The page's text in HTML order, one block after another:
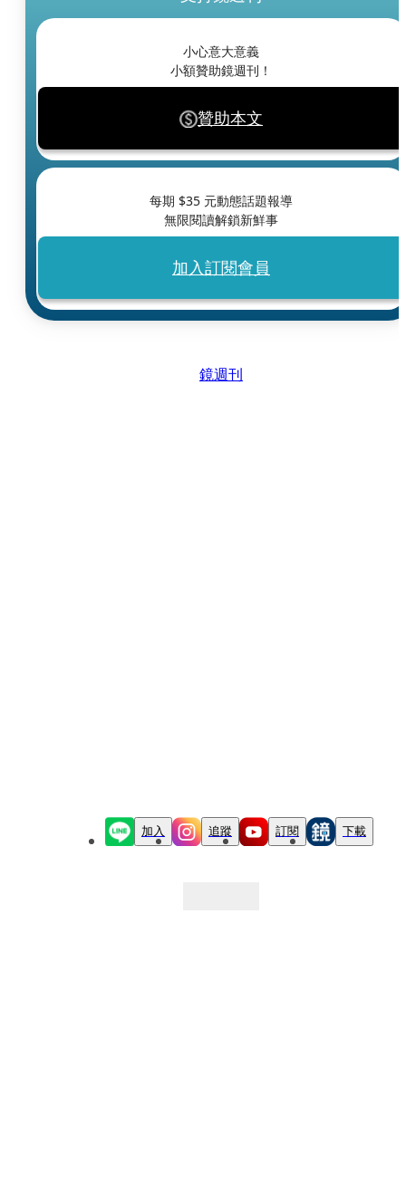
小心意大意義
小額贊助鏡週刊！
贊助本文
每期 $35 元動態話題報導
無限閱讀解鎖新鮮事
加入訂閱會員
鏡週刊
加入 追蹤 訂閱 下載